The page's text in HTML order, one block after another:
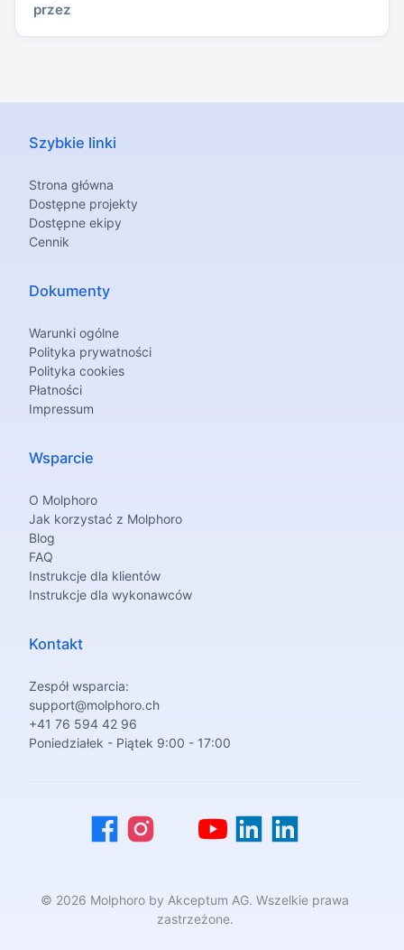
przez
Szybkie linki
Strona główna
Dostępne projekty
Dostępne ekipy
Cennik
Dokumenty
Warunki ogólne
Polityka prywatności
Polityka cookies
Płatności
Impressum
Wsparcie
O Molphoro
Jak korzystać z Molphoro
Blog
FAQ
Instrukcje dla klientów
Instrukcje dla wykonawców
Kontakt
Zespół wsparcia:
support@molphoro.ch
+41 76 594 42 96
Poniedziałek - Piątek 9:00 - 17:00
© 2026 Molphoro by Akceptum AG. Wszelkie prawa
zastrzeżone.